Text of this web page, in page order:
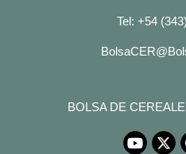
Tel: +54
BOLSA DE